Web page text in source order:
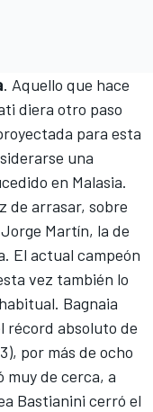
. Aquello que hace
diera otro paso
para esta
una
en Malasia.
de arrasar, sobre
Jorge Martín, la de
El actual campeón
vez también lo
Bagnaia
récord absoluto de
por más de ocho
muy de cerca, a
Bastianini cerró el